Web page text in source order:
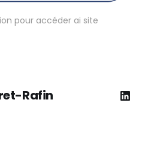
pour accéder ai site
Rafin